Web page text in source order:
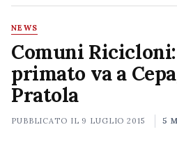
NEWS
Comuni
primato va a
Pratola
PUBBLICATO IL 9 LUGLIO 2015 5